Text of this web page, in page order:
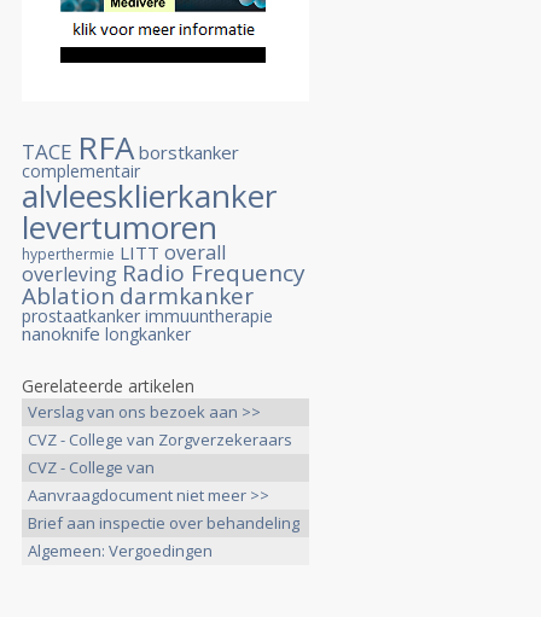
TACE RFA borstkanker
complementair
alvleesklierkanker
levertumoren
hyperthermie LITT overall
overleving Radio Frequency
Ablationdarmkanker
prostaatkanker immuuntherapie
nanoknife longkanker
Gerelateerde artikelen
Verslag van ons bezoek aan >>
CVZ - College van Zorgverzekeraars
>>
CVZ - College van
Ziektekostenverzekeraars: >>
Aanvraagdocument niet meer >>
Brief aan inspectie over behandeling
>>
Algemeen: Vergoedingen